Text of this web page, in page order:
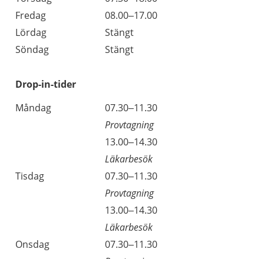
Fredag
08.00–17.00
Lördag
Stängt
Söndag
Stängt
Drop-in-tider
Måndag
07.30–11.30
Provtagning
13.00–14.30
Läkarbesök
Tisdag
07.30–11.30
Provtagning
13.00–14.30
Läkarbesök
Onsdag
07.30–11.30